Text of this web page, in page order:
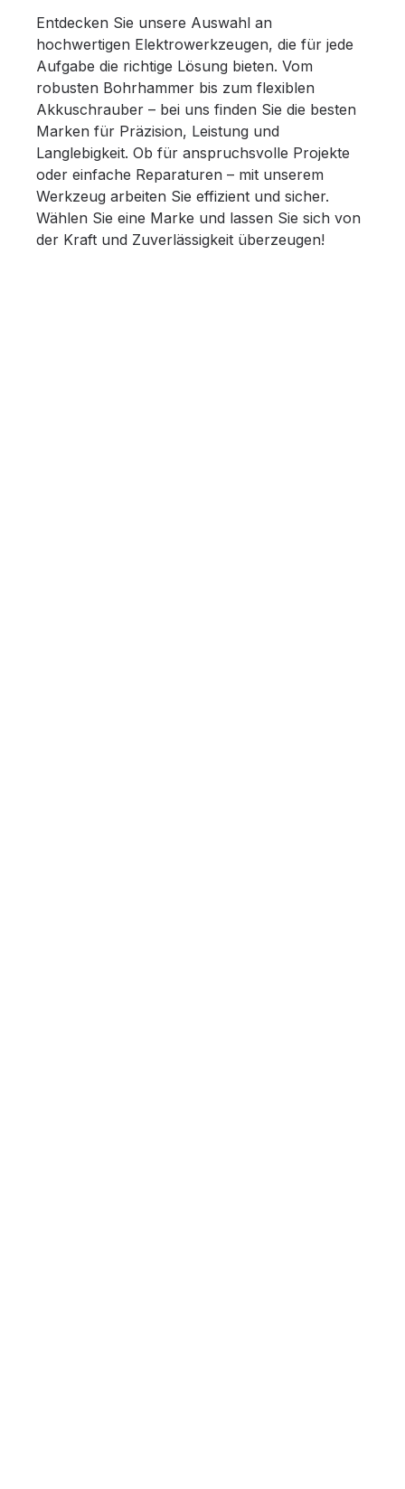
Entdecken Sie unsere Auswahl an
hochwertigen Elektrowerkzeugen, die für jede
Aufgabe die richtige Lösung bieten. Vom
robusten Bohrhammer bis zum flexiblen
Akkuschrauber – bei uns finden Sie die besten
Marken für Präzision, Leistung und
Langlebigkeit. Ob für anspruchsvolle Projekte
oder einfache Reparaturen – mit unserem
Werkzeug arbeiten Sie effizient und sicher.
Wählen Sie eine Marke und lassen Sie sich von
der Kraft und Zuverlässigkeit überzeugen!